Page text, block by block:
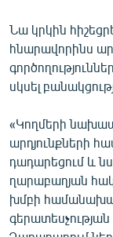
ՀԵՏԵՎԵՔ ՄԵԶ
Նա կրկին
հնարավորինս
սկսել
«Կողմերի
արդյունքների
դադարեցում և
ղարաբաղյան
խմբի
գերատեսչության